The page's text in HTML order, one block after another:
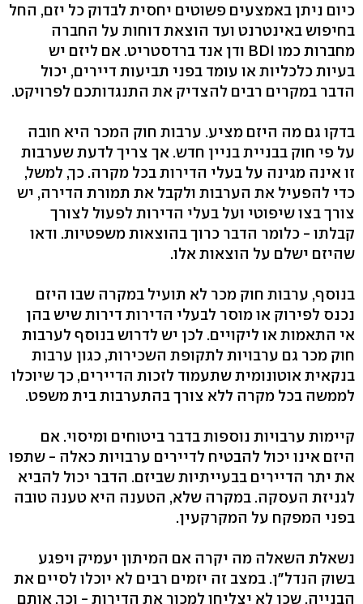
כיום ניתן באמצעים פשוטים יחסית לבדוק כל יזם, החל
בחיפוש באינטרנט ועד הוצאת דוחות על החברה
מחברות כמו BDI ודן אנד ברדסטריט. אם ליזם יש
בעיות כלכליות או עומד בפני תביעות דיירים, יכול
הדבר במקרים רבים להצדיק את התנגדותכם לפרויקט.
בדקו גם מה היזם מציע. ערבות חוק המכר היא חובה
על פי חוק בבניית בניין חדש. אך צריך לדעת שערבות
זו אינה מגינה על בעלי הדירות בכל מקרה. כך, למשל,
כדי להפעיל את הערבות ולקבל את תמורת הדירה, יש
צורך בצו שיפוטי ועל בעלי הדירות לפעול לצורך
קבלתו - כלומר הדבר כרוך בהוצאות משפטיות. ודאו
שהיזם ישלם על הוצאות אלו.
בנוסף, ערבות חוק מכר לא תועיל במקרה שבו היזם
נכנס לפירוק או מוסר לבעלי הדירות דירות שיש בהן
אי התאמות או ליקויים. לכן יש לדרוש בנוסף לערבות
חוק מכר גם ערבויות לתקופת השכירות, כגון ערבות
בנקאית אוטונומית שתעמוד לזכות הדיירים, כך שיוכלו
לממשה בכל מקרה ללא צורך בהתערבות בית משפט.
קיימות ערבויות נוספות בדבר ביטוחים ומיסוי. אם
היזם אינו יכול להבטיח לדיירים ערבויות כאלה - שתפו
את יתר הדיירים בבעייתיות שביזם. הדבר יכול להביא
לגניזת העסקה. במקרה שלא, הטענה היא טענה טובה
בפני המפקח על המקרקעין.
נשאלת השאלה מה יקרה אם המיתון יעמיק ויפגע
בשוק הנדל"ן. במצב זה יזמים רבים לא יוכלו לסיים את
הבנייה, שכן לא יצליחו למכור את הדירות - וכך, אותם